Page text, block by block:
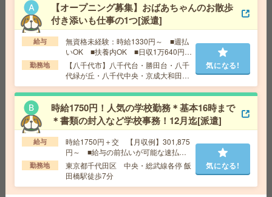
給 与 時給1,200円～1,625円
勤務地
【甲府市】甲府駅・南甲府駅・酒折駅・金手
駅・善光寺駅など勤務地多数！
気になる!
座り仕事！給与即払いOK！高時給！卓球ラケットの製造
給 与 時給1600円
交通費 交通費支給有り
勤務地 新所沢駅～バス15分 ※送迎有り
気になる!
座り仕事！高時給！車通勤OK！土日休み！受入荷物の入
荷検査[派遣]
【オープニング募集】おばあちゃんのお散歩
付き添いも仕事の1つ[派遣]
給与
無資格未経験：時給1330円～ ■週払
いOK ■扶養内OK ■日収1万640円以
上
勤務地
【八千代市】八千代台・勝田台・八千
代緑が丘・八千代中央・京成大和田な
ど勤務地多数！
気になる!
時給1750円！人気の学校勤務＊基本16時まで
＊書類の封入など学校事務！12月迄[派遣]
給与
時給1750円＋交 【月収例】301,875
円～ ■給与の前払いが可能な速払い
サービスあり
勤務地
東京都千代田区 中央・総武線各停 飯
田橋駅徒歩7分
気になる!